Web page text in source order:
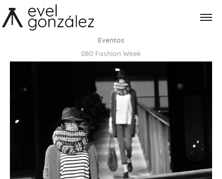
Eventos
080 Fashion Week